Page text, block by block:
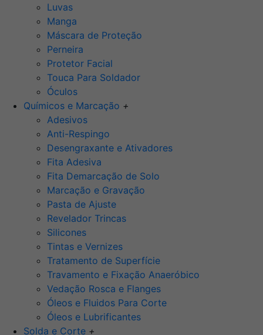
Luvas
Manga
Máscara de Proteção
Perneira
Protetor Facial
Touca Para Soldador
Óculos
Químicos e Marcação +
Adesivos
Anti-Respingo
Desengraxante e Ativadores
Fita Adesiva
Fita Demarcação de Solo
Marcação e Gravação
Pasta de Ajuste
Revelador Trincas
Silicones
Tintas e Vernizes
Tratamento de Superfície
Travamento e Fixação Anaeróbico
Vedação Rosca e Flanges
Óleos e Fluidos Para Corte
Óleos e Lubrificantes
Solda e Corte +